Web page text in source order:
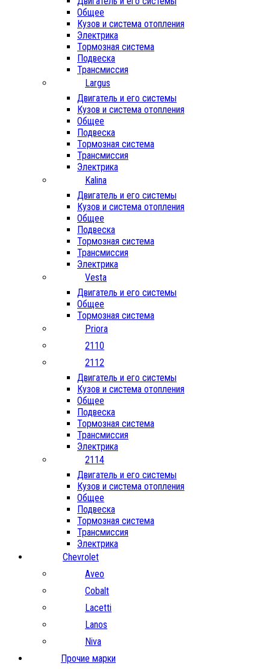
Общее
Кузов и система отопления
Электрика
Тормозная система
Подвеска
Трансмиссия
Largus
Двигатель и его системы
Кузов и система отопления
Общее
Подвеска
Тормозная система
Трансмиссия
Электрика
Kalina
Двигатель и его системы
Кузов и система отопления
Общее
Подвеска
Тормозная система
Трансмиссия
Электрика
Vesta
Двигатель и его системы
Общее
Тормозная система
Priora
2110
2112
Двигатель и его системы
Кузов и система отопления
Общее
Подвеска
Тормозная система
Трансмиссия
Электрика
2114
Двигатель и его системы
Кузов и система отопления
Общее
Подвеска
Тормозная система
Трансмиссия
Электрика
Chevrolet
Aveo
Cobalt
Lacetti
Lanos
Niva
Прочие марки